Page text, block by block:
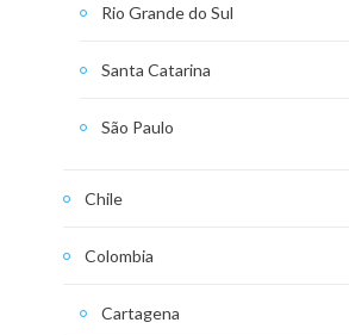
Rio Grande do Sul
Santa Catarina
São Paulo
Chile
Colombia
Cartagena